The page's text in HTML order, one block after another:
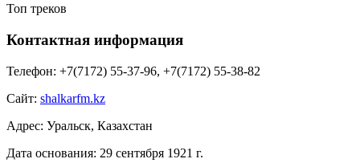
Топ треков
Контактная информация
Телефон: +7(7172) 55-37-96, +7(7172) 55-38-82
Сайт: shalkarfm.kz
Адрес: Уральск, Казахстан
Дата основания: 29 сентября 1921 г.